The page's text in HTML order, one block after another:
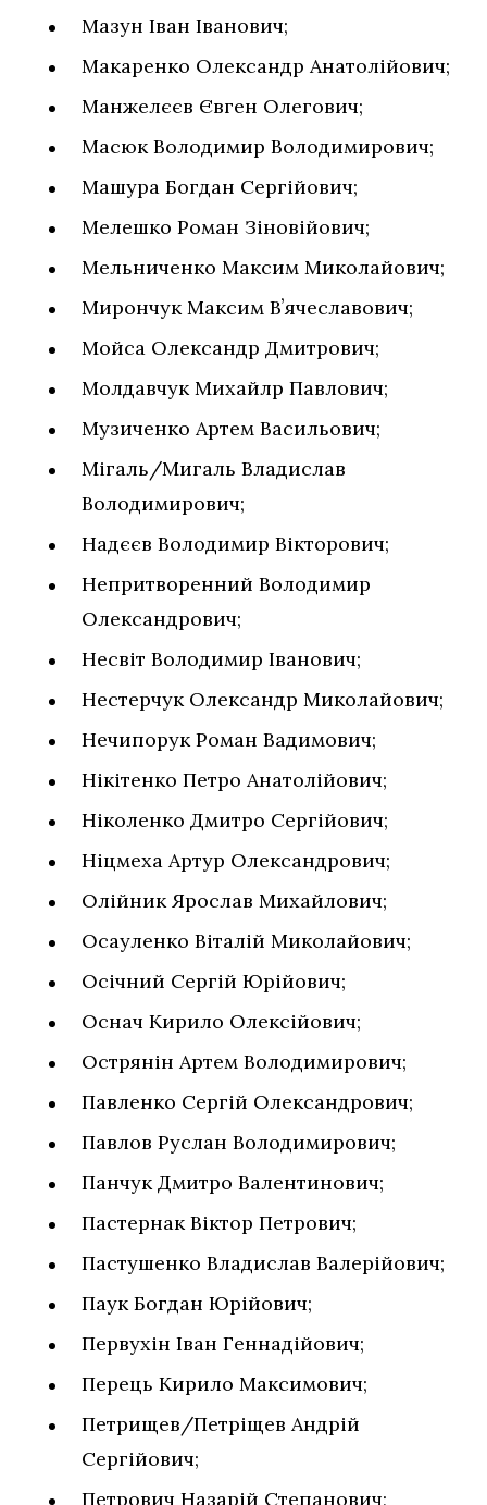
Мазун Іван Іванович;
Макаренко Олександр Анатолійович;
Манжелєєв Євген Олегович;
Масюк Володимир Володимирович;
Машура Богдан Сергійович;
Мелешко Роман Зіновійович;
Мельниченко Максим Миколайович;
Мирончук Максим Вʼячеславович;
Мойса Олександр Дмитрович;
Молдавчук Михайлр Павлович;
Музиченко Артем Васильович;
Мігаль/Мигаль Владислав
Володимирович;
Надєєв Володимир Вікторович;
Непритворенний Володимир
Олександрович;
Несвіт Володимир Іванович;
Нестерчук Олександр Миколайович;
Нечипорук Роман Вадимович;
Нікітенко Петро Анатолійович;
Ніколенко Дмитро Сергійович;
Ніцмеха Артур Олександрович;
Олійник Ярослав Михайлович;
Осауленко Віталій Миколайович;
Осічний Сергій Юрійович;
Оснач Кирило Олексійович;
Острянін Артем Володимирович;
Павленко Сергій Олександрович;
Павлов Руслан Володимирович;
Панчук Дмитро Валентинович;
Пастернак Віктор Петрович;
Пастушенко Владислав Валерійович;
Паук Богдан Юрійович;
Первухін Іван Геннадійович;
Перець Кирило Максимович;
Петрищев/Петріщев Андрій
Сергійович;
Петрович Назарій Степанович;